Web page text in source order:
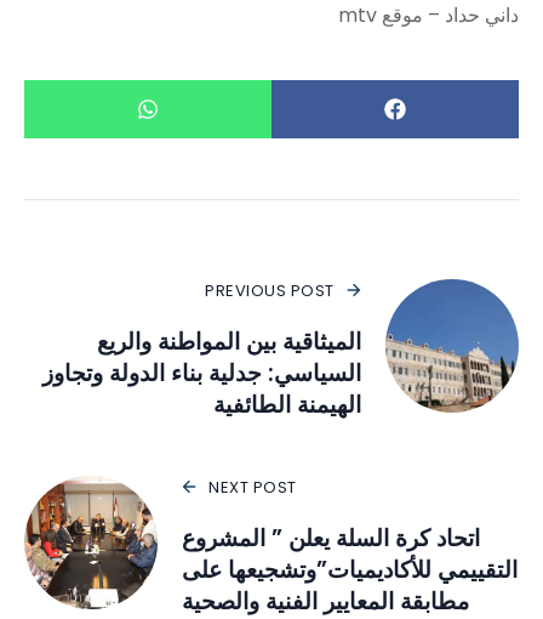
داني حداد – موقع mtv
PREVIOUS POST
الميثاقية بين المواطنة والريع
السياسي: جدلية بناء الدولة وتجاوز
الهيمنة الطائفية
NEXT POST
اتحاد كرة السلة يعلن ” المشروع
التقييمي للأكاديميات”وتشجيعها على
مطابقة المعايير الفنية والصحية